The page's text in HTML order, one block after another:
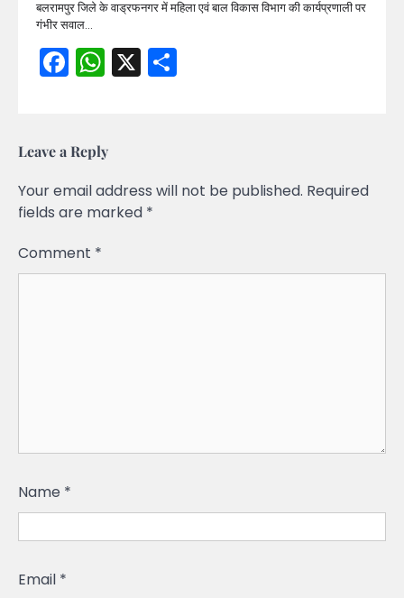
बलरामपुर जिले के वाड्रफनगर में महिला एवं बाल विकास विभाग की कार्यप्रणाली पर
गंभीर सवाल…
Facebook
WhatsApp
X
Leave a Reply
Your email address will not be published. Required
fields are marked *
Comment *
Name *
Email *